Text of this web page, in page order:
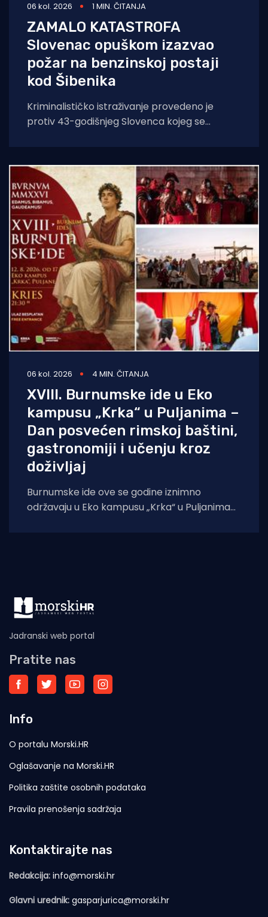
06 kol. 2026 1 MIN. ČITANJA
ZAMALO KATASTROFA
Slovenac opuškom izazvao
požar na benzinskoj postaji
kod Šibenika
Kriminalističko istraživanje provedeno je
protiv 43-godišnjeg Slovenca kojeg se
06 kol. 2026 4 MIN. ČITANJA
XVIII. Burnumske ide u Eko
kampusu „Krka“ u Puljanima –
Dan posvećen rimskoj baštini,
gastronomiji i učenju kroz
doživljaj
Burnumske ide ove se godine iznimno
održavaju u Eko kampusu „Krka“ u Puljanima
Jadranski web portal
Pratite nas
Info
O portalu Morski.HR
Oglašavanje na Morski.HR
Politika zaštite osobnih podataka
Pravila prenošenja sadržaja
Kontaktirajte nas
Redakcija: info@morski.hr
Glavni urednik: gasparjurica@morski.hr